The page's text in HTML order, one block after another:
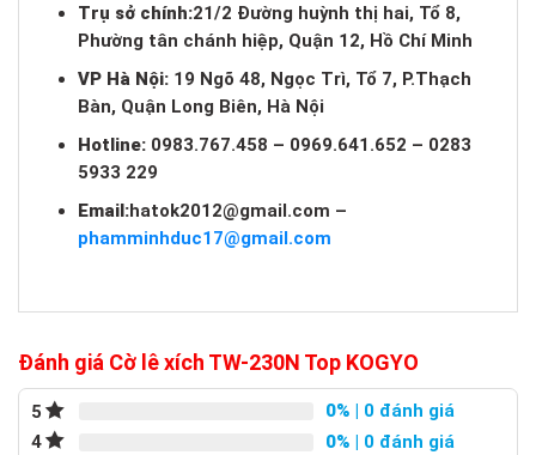
Trụ sở chính:21/2 Đường huỳnh thị hai, Tổ 8,
Phường tân chánh hiệp, Quận 12, Hồ Chí Minh
VP Hà Nội: 19 Ngõ 48, Ngọc Trì, Tổ 7, P.Thạch
Bàn, Quận Long Biên, Hà Nội
Hotline: 0983.767.458 – 0969.641.652 – 0283
5933 229
Email:hatok2012@gmail.com –
phamminhduc17@gmail.com
Đánh giá Cờ lê xích TW-230N Top KOGYO
5 0% | 0 đánh giá
4
0% | 0 đánh giá